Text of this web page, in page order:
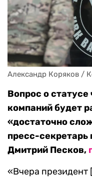
Александр Коряков /
Вопрос о
компаний будет
«достаточно
пресс-секретарь
Дмитрий Песков,
«Вчера